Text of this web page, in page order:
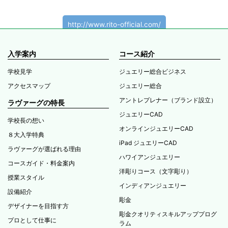
http://www.rito-official.com/
入学案内
学校見学
アクセスマップ
ラヴァーグの特長
学校長の想い
８大入学特典
ラヴァーグが選ばれる理由
コースガイド・料金案内
授業スタイル
設備紹介
デザイナーを目指す方
プロとして仕事に
コース紹介
ジュエリー総合ビジネス
ジュエリー総合
アントレプレナー（ブランド設立）
ジュエリーCAD
オンラインジュエリーCAD
iPad ジュエリーCAD
ハワイアンジュエリー
洋彫りコース（文字彫り）
インディアンジュエリー
彫金
彫金クオリティスキルアッププログ
ラム